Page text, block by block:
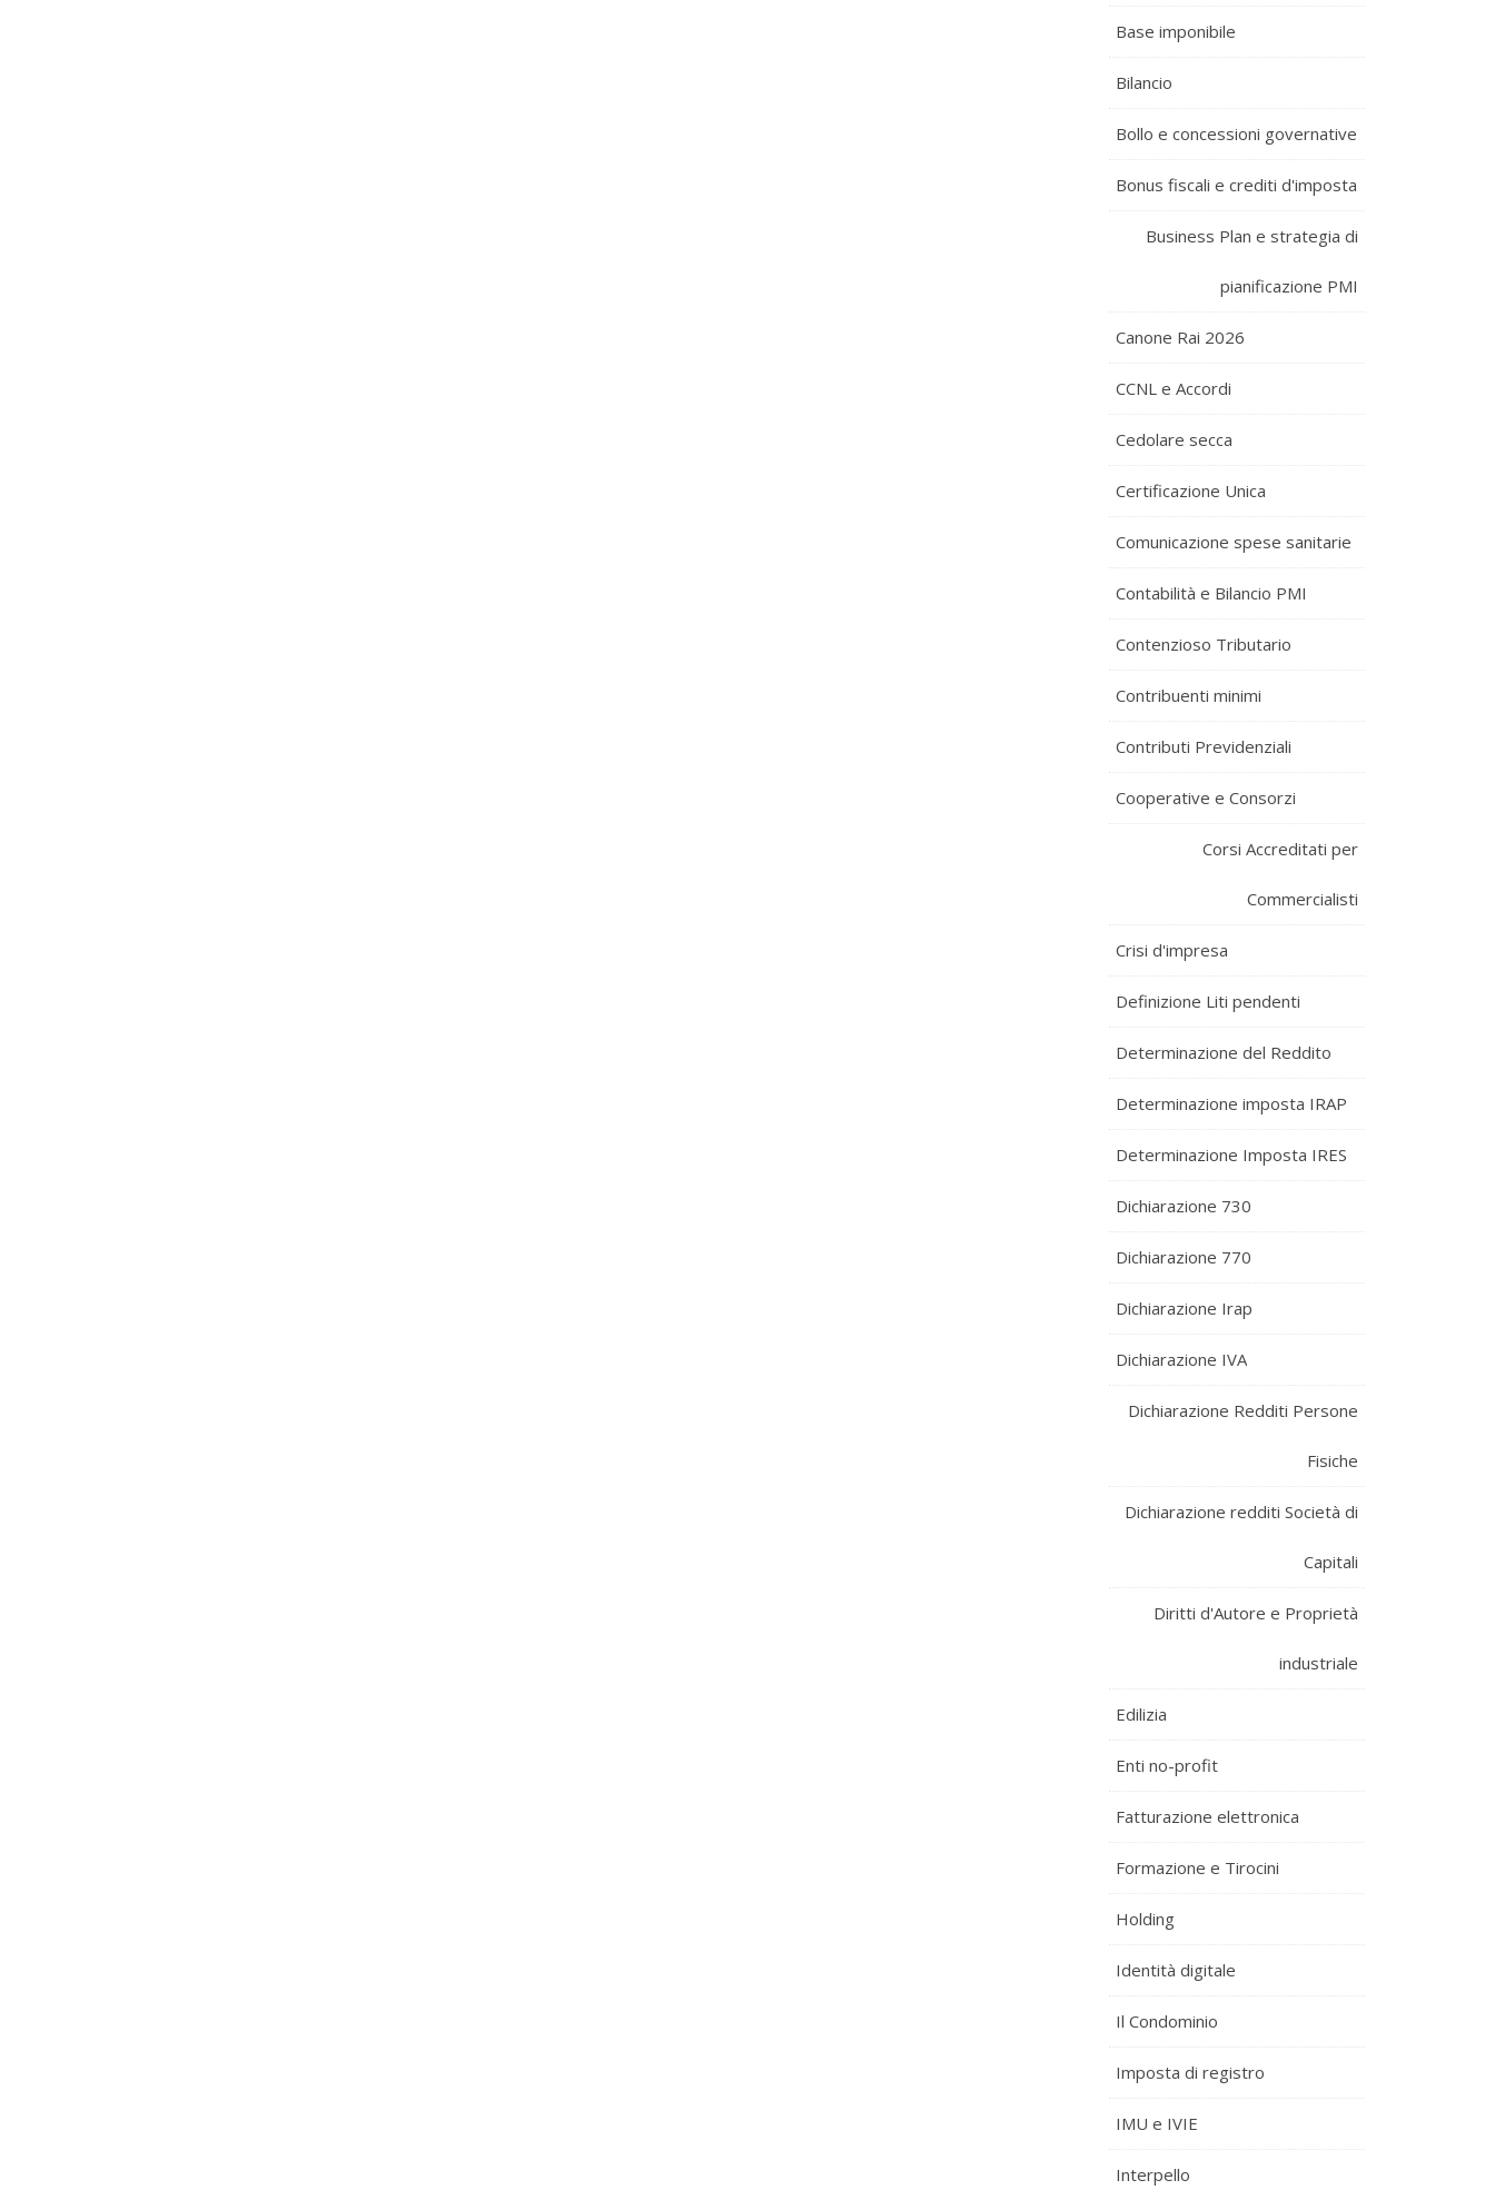
Base imponibile
Bilancio
Bollo e concessioni governative
Bonus fiscali e crediti d'imposta
Business Plan e strategia di
pianificazione PMI
Canone Rai 2026
CCNL e Accordi
Cedolare secca
Certificazione Unica
Comunicazione spese sanitarie
Contabilità e Bilancio PMI
Contenzioso Tributario
Contribuenti minimi
Contributi Previdenziali
Cooperative e Consorzi
Corsi Accreditati per
Commercialisti
Crisi d'impresa
Definizione Liti pendenti
Determinazione del Reddito
Determinazione imposta IRAP
Determinazione Imposta IRES
Dichiarazione 730
Dichiarazione 770
Dichiarazione Irap
Dichiarazione IVA
Dichiarazione Redditi Persone
Fisiche
Dichiarazione redditi Società di
Capitali
Diritti d'Autore e Proprietà
industriale
Edilizia
Enti no-profit
Fatturazione elettronica
Formazione e Tirocini
Holding
Identità digitale
Il Condominio
Imposta di registro
IMU e IVIE
Interpello